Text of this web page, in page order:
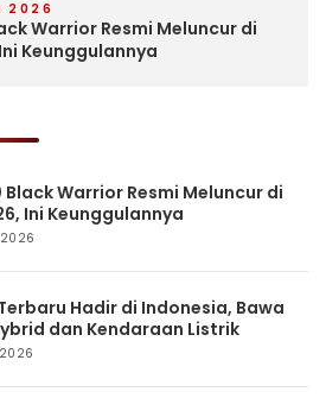
2026
Warrior Resmi Meluncur di
Keunggulannya
Black Warrior Resmi Meluncur di
Ini Keunggulannya
Terbaru Hadir di Indonesia, Bawa
dan Kendaraan Listrik